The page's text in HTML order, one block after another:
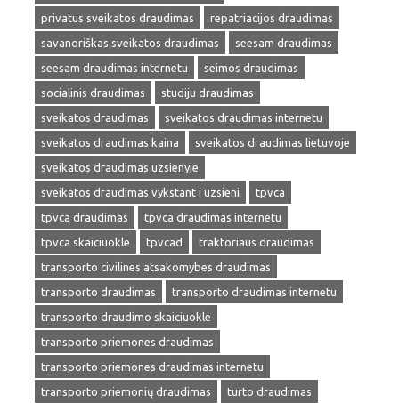
privatus sveikatos draudimas
repatriacijos draudimas
savanoriškas sveikatos draudimas
seesam draudimas
seesam draudimas internetu
seimos draudimas
socialinis draudimas
studiju draudimas
sveikatos draudimas
sveikatos draudimas internetu
sveikatos draudimas kaina
sveikatos draudimas lietuvoje
sveikatos draudimas uzsienyje
sveikatos draudimas vykstant i uzsieni
tpvca
tpvca draudimas
tpvca draudimas internetu
tpvca skaiciuokle
tpvcad
traktoriaus draudimas
transporto civilines atsakomybes draudimas
transporto draudimas
transporto draudimas internetu
transporto draudimo skaiciuokle
transporto priemones draudimas
transporto priemones draudimas internetu
transporto priemonių draudimas
turto draudimas